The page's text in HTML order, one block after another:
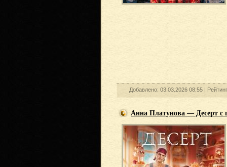
Добавлено: 03.03.2026 08:55 |
Анна Платунова — Десерт с